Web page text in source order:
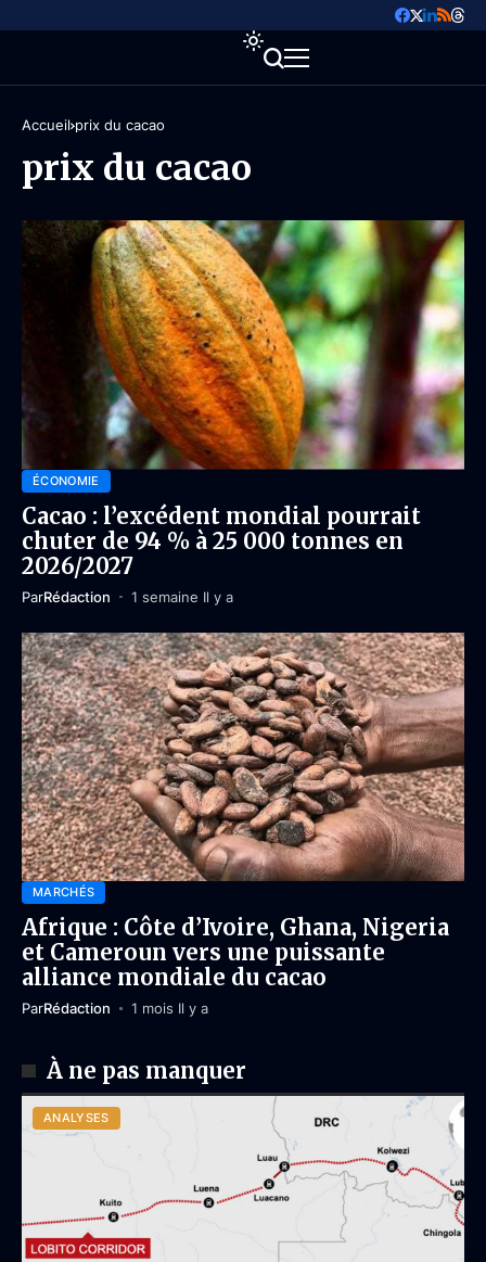
Accueil prix du cacao
prix du cacao
ÉCONOMIE
Cacao : l’excédent mondial pourrait
chuter de 94 % à 25 000 tonnes en
2026/2027
ParRédaction 1 semaine Il y a
MARCHÉS
Afrique : Côte d’Ivoire, Ghana, Nigeria
et Cameroun vers une puissante
alliance mondiale du cacao
ParRédaction 1 mois Il y a
À ne pas manquer
ANALYSES